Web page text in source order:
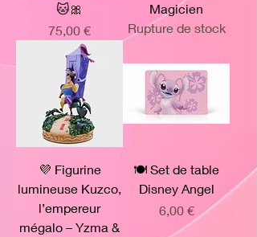
🐱🎀
Prix
75,00 €
Magicien
Rupture de stock
💜 Figurine
lumineuse Kuzco,
l’empereur
mégalo – Yzma &
🍽️ Set de table
Disney Angel
Prix
6,00 €